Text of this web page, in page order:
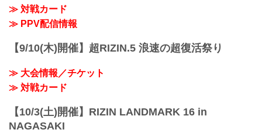
≫ 対戦カード
≫ PPV配信情報
【9/10(木)開催】超RIZIN.5 浪速の超復活祭り
≫ 大会情報／チケット
≫ 対戦カード
【10/3(土)開催】RIZIN LANDMARK 16 in
NAGASAKI